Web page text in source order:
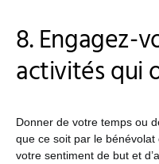
8. Engagez-
activités qui
Donner de votre temps ou
que ce soit par le
votre sentiment de but et